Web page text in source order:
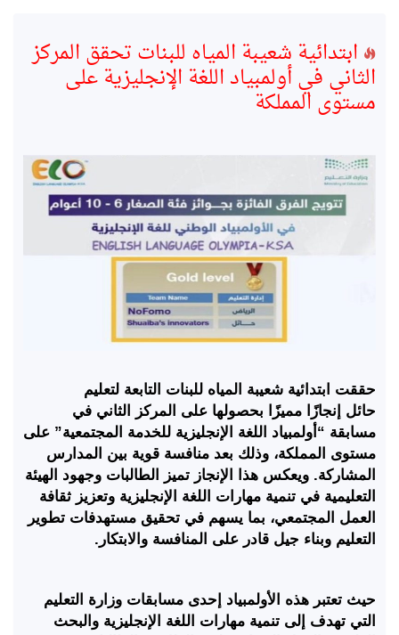
ابتدائية شعيبة المياه للبنات تحقق المركز
الثاني في أولمبياد اللغة الإنجليزية على
مستوى المملكة
حققت ابتدائية شعيبة المياه للبنات التابعة لتعليم
حائل إنجازًا مميزًا بحصولها على المركز الثاني في
مسابقة “أولمبياد اللغة الإنجليزية للخدمة المجتمعية” على
مستوى المملكة، وذلك بعد منافسة قوية بين المدارس
المشاركة. ويعكس هذا الإنجاز تميز الطالبات وجهود الهيئة
التعليمية في تنمية مهارات اللغة الإنجليزية وتعزيز ثقافة
العمل المجتمعي، بما يسهم في تحقيق مستهدفات تطوير
التعليم وبناء جيل قادر على المنافسة والابتكار.
حيث تعتبر هذه الأولمبياد إحدى مسابقات وزارة التعليم
التي تهدف إلى تنمية مهارات اللغة الإنجليزية والبحث